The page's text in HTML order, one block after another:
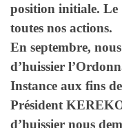
position initiale.
toutes nos actions.
En septembre,
d’huissier
Instance aux fins
Président
d’huissier nous